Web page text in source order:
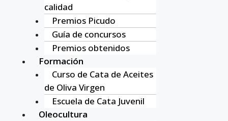
calidad
Premios Picudo
Guía de concursos
Premios obtenidos
Formación
Curso de Cata de Aceites
de Oliva Virgen
Escuela de Cata Juvenil
Oleocultura